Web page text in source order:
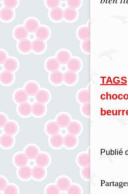
TAGS
Publié